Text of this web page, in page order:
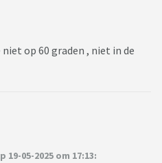
op 60 graden , niet in de
05-2025 om 17:13: